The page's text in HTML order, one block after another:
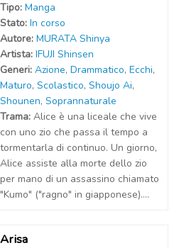
Tipo: Manga
Stato: In corso
Autore: MURATA Shinya
Artista: IFUJI Shinsen
Generi: Azione, Drammatico, Ecchi,
Maturo, Scolastico, Shoujo Ai,
Shounen, Soprannaturale
Trama: Alice è una liceale che vive
con uno zio che passa il tempo a
tormentarla di continuo. Un giorno,
Alice assiste alla morte dello zio
per mano di un assassino chiamato
"Kumo" ("ragno" in giapponese)....
Arisa